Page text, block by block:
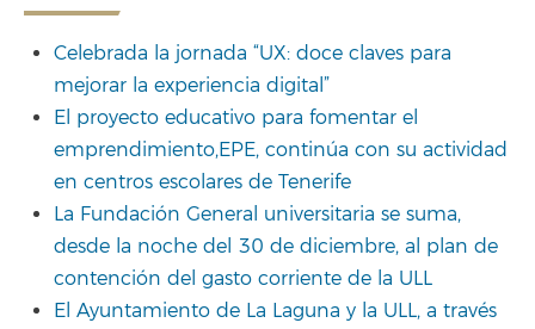
Celebrada la jornada “UX: doce claves para
mejorar la experiencia digital”
El proyecto educativo para fomentar el
emprendimiento,EPE, continúa con su actividad
en centros escolares de Tenerife
La Fundación General universitaria se suma,
desde la noche del 30 de diciembre, al plan de
contención del gasto corriente de la ULL
El Ayuntamiento de La Laguna y la ULL, a través